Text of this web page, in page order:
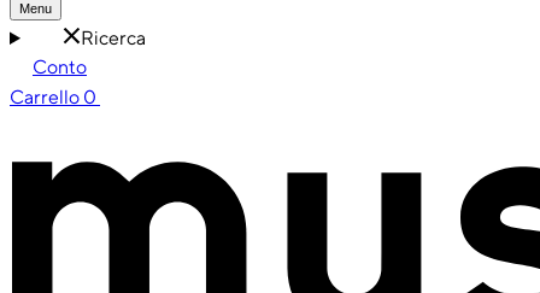
Menu
Ricerca
Conto
Carrello 0